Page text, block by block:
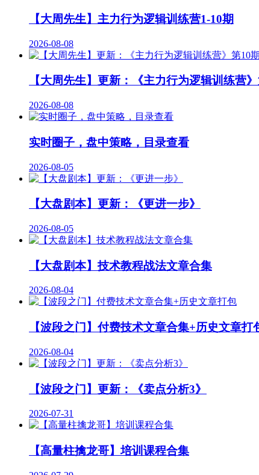
【大周先生】主力行为逻辑训练营1-10期
2026-08-08
【大周先生】更新：《主力行为逻辑训练营
2026-08-08
实时圈子，盘中策略，目录查看
2026-08-05
【大盘剧本】更新：《更进一步》
2026-08-05
【大盘剧本】技术教程战法文章合集
2026-08-04
【波段之门】付费技术文章合集+历史文章打
2026-08-04
【波段之门】更新：《卖点分析3》
2026-07-31
【高量柱擒龙哥】培训课程合集